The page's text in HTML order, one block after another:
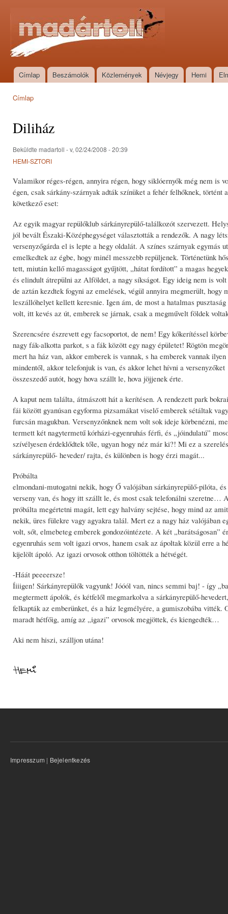
Madártoll
Főmenü
Címlap Beszámolók Közlemények Névjegy Hemi
Címlap
Diliház
Beküldte madartoll - v, 02/24/2008 - 20:39
HEMI-SZTORI
Valamikor réges-régen, annyira régen, hogy siklóernyők még nem is
égen, csak sárkány-szárnyak adták színüket a fehér felhőknek, történt a
következő eset:
Az egyik magyar repülőklub sárkányrepülő-találkozót szervezett.
jól bevált Északi-Középhegységet választották a rendezők. A nagy
versenyzőgárda el is lepte a hegy oldalát. A színes szárnyak egymás
emelkedtek az égbe, hogy minél messzebb repüljenek. Történetünk
tett, miután kellő magasságot gyűjtött, „hátat fordított” a magas
és elindult átrepülni az Alföldet, a nagy síkságot. Egy ideig nem is
de aztán kezdtek fogyni az emelések, végül annyira megmerült, hogy
leszállóhelyet kellett keresnie. Igen ám, de most a hatalmas
volt, itt kevés az út, emberek se járnak, csak a megművelt földek
Szerencsére észrevett egy facsoportot, de nem! Egy kőkerítéssel
nagy fák-alkotta parkot, s a fák között egy nagy épületet! Rögtön
mert ha ház van, akkor emberek is vannak, s ha emberek vannak ilyen
mindentől, akkor telefonjuk is van, és akkor lehet hívni a versenyzőket
összeszedő autót, hogy hova szállt le, hova jöjjenek érte.
A kaput nem találta, átmászott hát a kerítésen. A rendezett park
fái között gyanúsan egyforma pizsamákat viselő emberek sétáltak
furcsán magukban. Versenyzőnknek nem volt sok ideje körbenézni,
termett két nagytermetű kórházi-egyenruhás férfi, és „jóindulatú”
szívélyesen érdeklődtek tőle, ugyan hogy néz már ki?! Mi ez a
sárkányrepülő- heveder/ rajta, és különben is hogy érzi magát...
Próbálta
elmondani-mutogatni nekik, hogy Ő valójában sárkányrepülő-pilóta,
verseny van, és hogy itt szállt le, és most csak telefonálni szeretne…
próbálta megértetni magát, lett egy halvány sejtése, hogy mind az
nekik, üres fülekre vagy agyakra talál. Mert ez a nagy ház valójában
volt, sőt, elmebeteg emberek gondozóintézete. A két „barátságosan”
egyenruhás sem volt igazi orvos, hanem csak az ápoltak közül erre a
kijelölt ápoló. Az igazi orvosok otthon töltötték a hétvégét.
-Háát peeeersze!
Íiiigen! Sárkányrepülők vagyunk! Jóóól van, nincs semmi baj! - így
megtermett ápolók, és kétfelől megmarkolva a sárkányrepülő-hevedert,
felkapták az emberünket, és a ház legmélyére, a gumiszobába vitték.
maradt hétfőig, amíg az „igazi” orvosok megjöttek, és kiengedték…
Aki nem hiszi, szálljon utána!
Impresszum | Bejelentkezés